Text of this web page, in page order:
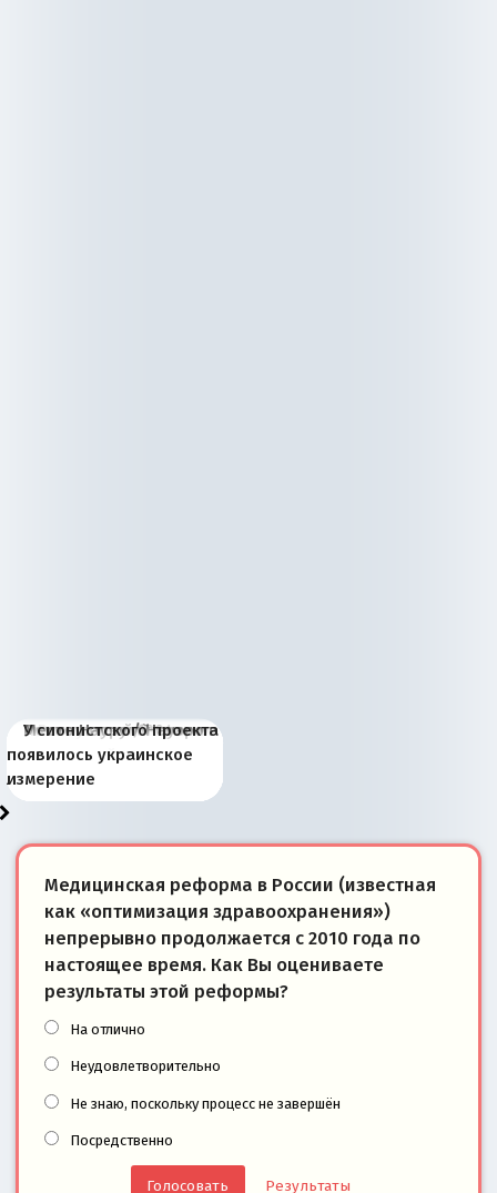
Киевская марионетка
Запада рассказала о
«переобувании» хозяев
В России назрели
перемены: 15 шагов к
суверенной экономике
Миграционный пожар
Европы
Россия начинает
сбрасывать балласт
Анкориджа
Россия зимой 1904
года: первые уступки во
внутренней политике
Русская нация вчера и
сегодня
Почему правый крах в
Варшаве не поможет её
отношениям с Россией?
Место Науру / Науэро в
современной истории
Южной Осетии
У сионистского проекта
появилось украинское
измерение
Медицинская реформа в России (известная
как «оптимизация здравоохранения»)
непрерывно продолжается с 2010 года по
настоящее время. Как Вы оцениваете
результаты этой реформы?
На отлично
Неудовлетворительно
Не знаю, поскольку процесс не завершён
Посредственно
Результаты